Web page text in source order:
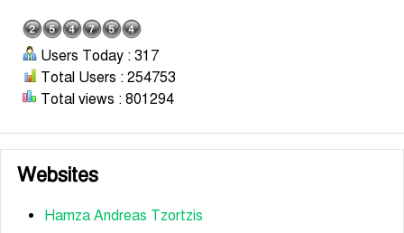
Users Today : 317
Total Users : 254753
Total views : 801294
Websites
Hamza Andreas Tzortzis